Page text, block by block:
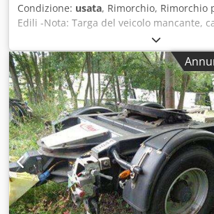
Condizione: usata, Rimorchio, Rimorchio
Edili -Nota: Targa del veicolo mancante,
mancante/danneggiato -Rimorchio:
Attrezzature Edili -Superficie di carico:
mm, altezza sponda 410 mm -
Hahn tipo ABV25. 1DZKE 2010 fino a 2500
appoggio: 100 kg -Dimensioni: 4175/
terra: 650 kg Chjdpfxen Uy Awj Ah Sea -
stato in cui si trova, come visto